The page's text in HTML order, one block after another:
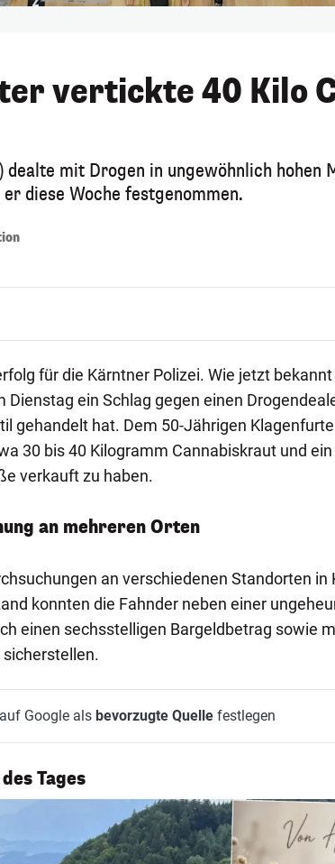
vertickte 40 Kilo
mit Drogen in ungewöhnlich hohen
diese Woche festgenommen.
für die Kärntner Polizei. Wie jetzt
Dienstag ein Schlag gegen einen
gehandelt hat. Dem 50-Jährigen
30 bis 40 Kilogramm Cannabiskraut und
verkauft zu haben.
an mehreren Orten
an verschiedenen Standorten in
konnten die Fahnder neben einer
einen sechsstelligen Bargeldbetrag sowie
Google als bevorzugte Quellefestlegen
Tages